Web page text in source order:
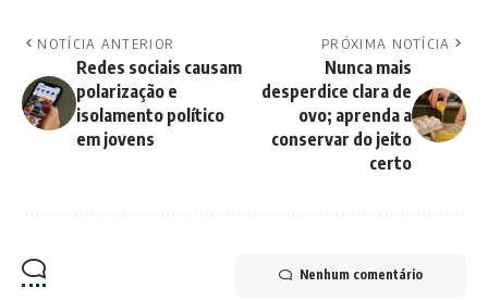
NOTÍCIA ANTERIOR
Redes sociais causam
polarização e
isolamento político
em jovens
PRÓXIMA NOTÍCIA
Nunca mais
desperdice clara de
ovo; aprenda a
conservar do jeito
certo
Nenhum comentário